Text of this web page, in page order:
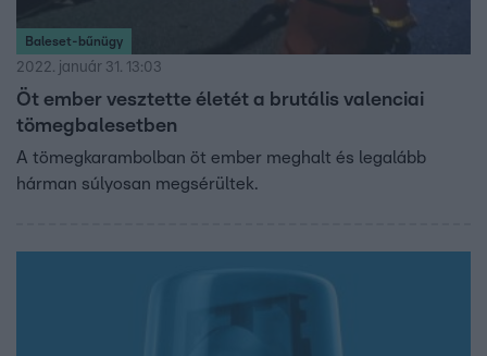
Baleset-bűnügy
2022. január 31. 13:03
Öt ember vesztette életét a brutális valenciai
tömegbalesetben
A tömegkarambolban öt ember meghalt és legalább
hárman súlyosan megsérültek.